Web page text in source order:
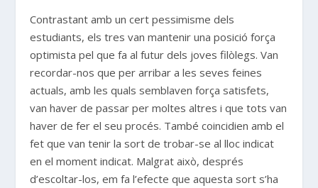
Contrastant amb un cert pessimisme dels
estudiants, els tres van mantenir una posició força
optimista pel que fa al futur dels joves filòlegs. Van
recordar-nos que per arribar a les seves feines
actuals, amb les quals semblaven força satisfets,
van haver de passar per moltes altres i que tots van
haver de fer el seu procés. També coincidien amb el
fet que van tenir la sort de trobar-se al lloc indicat
en el moment indicat. Malgrat això, després
d’escoltar-los, em fa l’efecte que aquesta sort s’ha